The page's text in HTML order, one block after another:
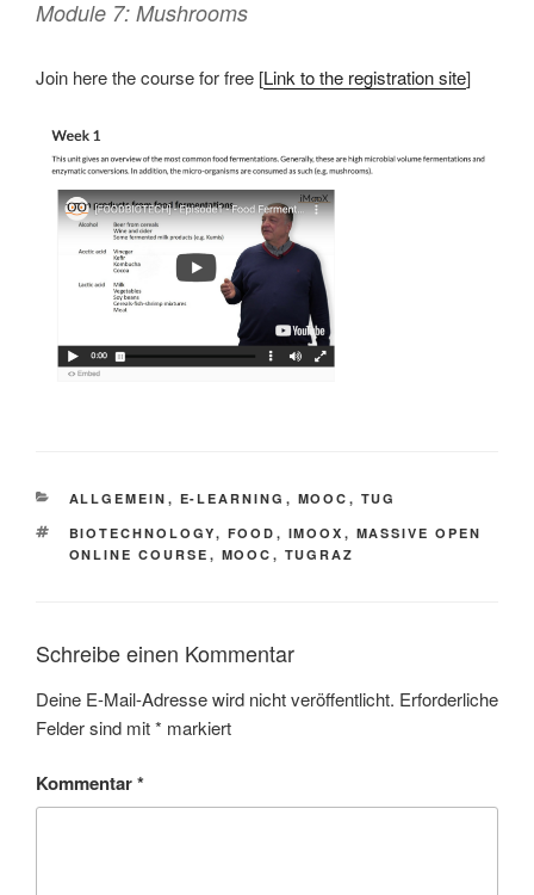
Module 7: Mushrooms
Join here the course for free [Link to the registration site]
KATEGORIEN
ALLGEMEIN , E-LEARNING , MOOC , TUG
SCHLAGWÖRTER
BIOTECHNOLOGY, FOOD , IMOOX , MASSIVE OPEN
ONLINE COURSE , MOOC , TUGRAZ
Schreibe einen Kommentar
Deine E-Mail-Adresse wird nicht veröffentlicht. Erforderliche
Felder sind mit* markiert
Kommentar*